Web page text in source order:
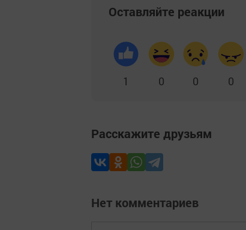
Оставляйте реакции
1 0 0 0
Расскажите друзьям
Нет комментариев